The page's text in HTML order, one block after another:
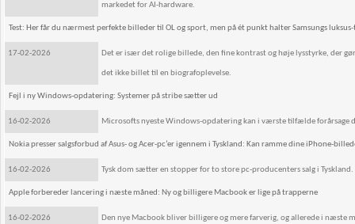
markedet for AI-hardware.
Test: Her får du nærmest perfekte billeder til OL og sport, men på ét punkt halter Samsungs
17-02-2026 Det er især det rolige billede, den fine kontrast og høje lysstyrke, der
det ikke billet til en biografoplevelse.
Fejl i ny Windows-opdatering: Systemer på stribe sætter ud
16-02-2026 Microsofts nyeste Windows-opdatering kan i værste tilfælde forårsage
Nokia presser salgsforbud af Asus- og Acer-pc’er igennem i Tyskland: Kan ramme dine iPhone-
16-02-2026 Tysk dom sætter en stopper for to store pc-producenters salg i Tyskland.
Apple forbereder lancering i næste måned: Ny og billigere Macbook er lige på trapperne
16-02-2026 Den nye Macbook bliver billigere og mere farverig, og allerede i næste